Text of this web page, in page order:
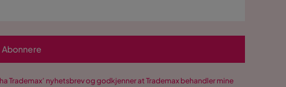
Abonnere
Trademax’ nyhetsbrev og godkjenner at Trademax behandler mine